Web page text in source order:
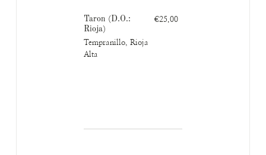
Taron (D.O.:
Rioja)
Tempranillo, Rioja
Alta
€25.00